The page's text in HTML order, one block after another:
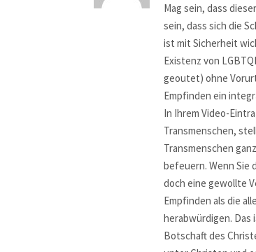
Mag sein, dass
sein, dass sich die
ist mit Sicherheit
Existenz von
geoutet) ohne
Empfinden ein
In Ihrem Video-
Transmenschen,
Transmenschen
befeuern. Wenn Sie
doch eine gewollte
Empfinden als die
herabwürdigen. Das
Botschaft des